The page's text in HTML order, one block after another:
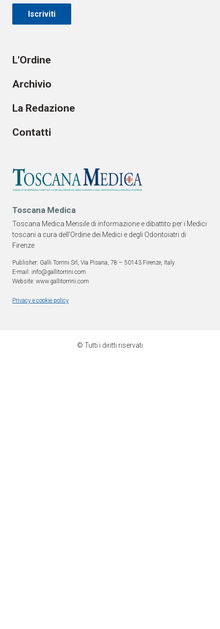
Toscana Medica
Toscana Medica Mensile di informazione e dibattito per i Medici
toscani a cura dell’Ordine dei Medici e degli Odontoiatri di
Firenze
Publisher: Galli Torrini Srl, Via Pisana, 78 – 50143 Firenze, Italy
E-mail: info@gallitorrini.com
Website: www.gallitorrini.com
Privacy e cookie policy
L'Ordine
Archivio
La Redazione
Contatti
Iscriviti
© Tutti i diritti riservati